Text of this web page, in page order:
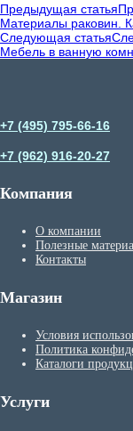
Предыдущая статья
Материалы раковин.
Следующая статья
Мебель в ванную
+7 (495) 795-66-16
+7 (962) 916-20-27
Компания
О компании
Полезные
Контакты
Магазин
Условия
Политика
Каталоги
Услуги